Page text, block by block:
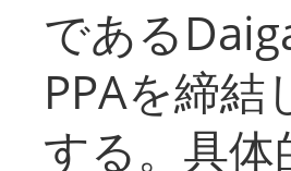
である
PPAを締
する。具